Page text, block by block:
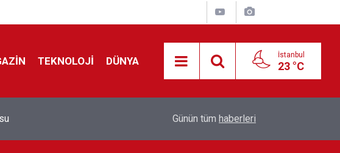
TEKNOLOJİ DÜNYA İstanbul
23 °C
kontrol edecek
Günün tüm haberleri